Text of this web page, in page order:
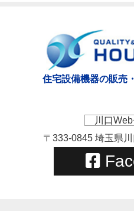
住宅設備機器の販売
川口
〒333-0845 埼玉県